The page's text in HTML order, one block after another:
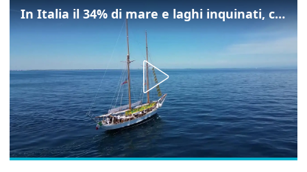
In Italia il 34% di mare e laghi inquinati, colpa della maladepurazione